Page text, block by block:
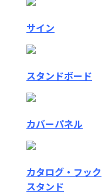
サイン
スタンドボード
カバーパネル
カタログ・フック
スタンド